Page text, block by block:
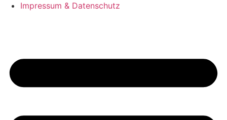
Impressum & Datenschutz